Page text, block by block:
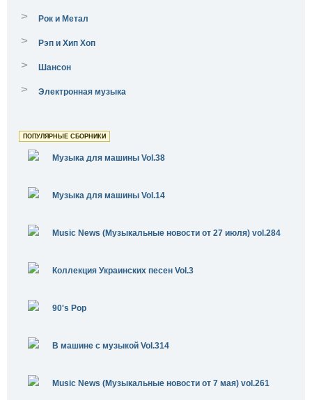
> Рок и Метал
> Рэп и Хип Хоп
> Шансон
> Электронная музыка
ПОПУЛЯРНЫЕ СБОРНИКИ
Музыка для машины Vol.38
Музыка для машины Vol.14
Music News (Музыкальные новости от 27 июля) vol.284
Коллекция Украинских песен Vol.3
90's Pop
В машине с музыкой Vol.314
Music News (Музыкальные новости от 7 мая) vol.261